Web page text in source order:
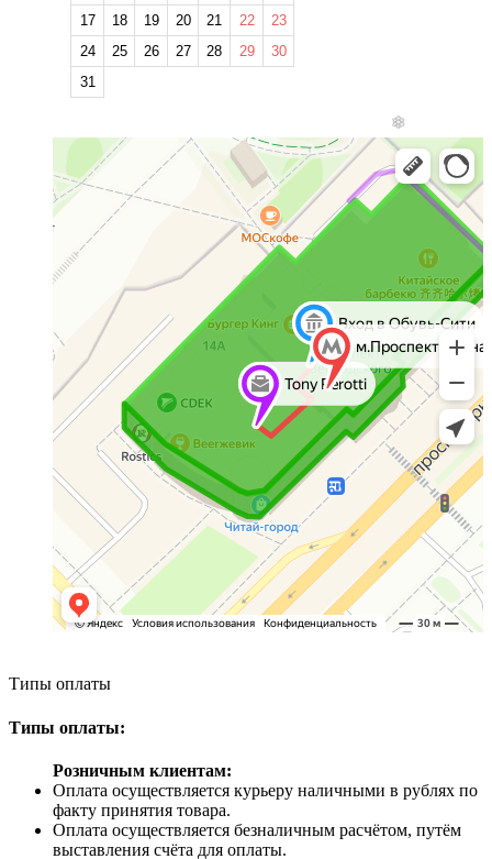
17
18 19 20 21 22
23
24
25 26 27 28 29
30
31
Типы оплаты
Типы оплаты:
Розничным клиентам:
Оплата осуществляется курьеру наличными в рублях по
факту принятия товара.
Оплата осуществляется безналичным расчётом, путём
выставления счёта для оплаты.